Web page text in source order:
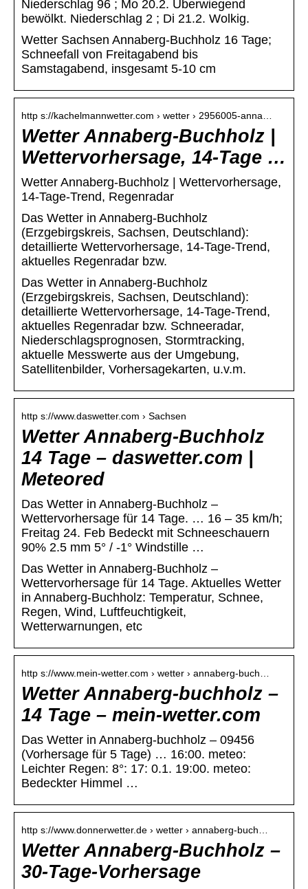
Niederschlag 96 ; Mo 20.2. Überwiegend
bewölkt. Niederschlag 2 ; Di 21.2. Wolkig.
Wetter Sachsen Annaberg-Buchholz 16 Tage;
Schneefall von Freitagabend bis
Samstagabend, insgesamt 5-10 cm
http s://kachelmannwetter.com › wetter › 2956005-anna…
Wetter Annaberg-Buchholz |
Wettervorhersage, 14-Tage …
Wetter Annaberg-Buchholz | Wettervorhersage,
14-Tage-Trend, Regenradar
Das Wetter in Annaberg-Buchholz
(Erzgebirgskreis, Sachsen, Deutschland):
detaillierte Wettervorhersage, 14-Tage-Trend,
aktuelles Regenradar bzw.
Das Wetter in Annaberg-Buchholz
(Erzgebirgskreis, Sachsen, Deutschland):
detaillierte Wettervorhersage, 14-Tage-Trend,
aktuelles Regenradar bzw. Schneeradar,
Niederschlagsprognosen, Stormtracking,
aktuelle Messwerte aus der Umgebung,
Satellitenbilder, Vorhersagekarten, u.v.m.
http s://www.daswetter.com › Sachsen
Wetter Annaberg-Buchholz
14 Tage – daswetter.com |
Meteored
Das Wetter in Annaberg-Buchholz –
Wettervorhersage für 14 Tage. … 16 – 35 km/h;
Freitag 24. Feb Bedeckt mit Schneeschauern
90% 2.5 mm 5° / -1° Windstille …
Das Wetter in Annaberg-Buchholz –
Wettervorhersage für 14 Tage. Aktuelles Wetter
in Annaberg-Buchholz: Temperatur, Schnee,
Regen, Wind, Luftfeuchtigkeit,
Wetterwarnungen, etc
http s://www.mein-wetter.com › wetter › annaberg-buch…
Wetter Annaberg-buchholz –
14 Tage – mein-wetter.com
Das Wetter in Annaberg-buchholz – 09456
(Vorhersage für 5 Tage) … 16:00. meteo:
Leichter Regen: 8°: 17: 0.1. 19:00. meteo:
Bedeckter Himmel …
http s://www.donnerwetter.de › wetter › annaberg-buch…
Wetter Annaberg-Buchholz –
30-Tage-Vorhersage